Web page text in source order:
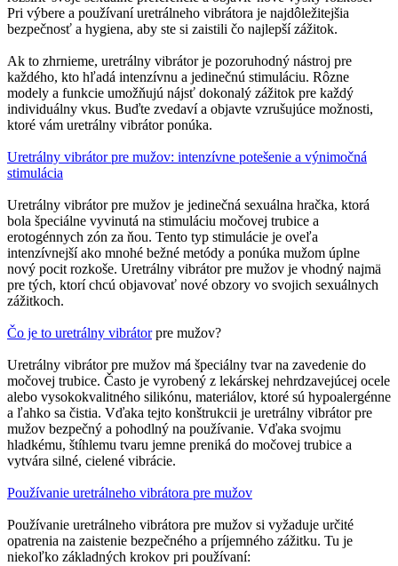
Pri výbere a používaní uretrálneho vibrátora je najdôležitejšia
bezpečnosť a hygiena, aby ste si zaistili čo najlepší zážitok.
Ak to zhrnieme, uretrálny vibrátor je pozoruhodný nástroj pre
každého, kto hľadá intenzívnu a jedinečnú stimuláciu. Rôzne
modely a funkcie umožňujú nájsť dokonalý zážitok pre každý
individuálny vkus. Buďte zvedaví a objavte vzrušujúce možnosti,
ktoré vám uretrálny vibrátor ponúka.
Uretrálny vibrátor pre mužov: intenzívne potešenie a výnimočná
stimulácia
Uretrálny vibrátor pre mužov je jedinečná sexuálna hračka, ktorá
bola špeciálne vyvinutá na stimuláciu močovej trubice a
erotogénnych zón za ňou. Tento typ stimulácie je oveľa
intenzívnejší ako mnohé bežné metódy a ponúka mužom úplne
nový pocit rozkoše. Uretrálny vibrátor pre mužov je vhodný najmä
pre tých, ktorí chcú objavovať nové obzory vo svojich sexuálnych
zážitkoch.
Čo je to uretrálny vibrátorpre mužov?
Uretrálny vibrátor pre mužov má špeciálny tvar na zavedenie do
močovej trubice. Často je vyrobený z lekárskej nehrdzavejúcej ocele
alebo vysokokvalitného silikónu, materiálov, ktoré sú hypoalergénne
a ľahko sa čistia. Vďaka tejto konštrukcii je uretrálny vibrátor pre
mužov bezpečný a pohodlný na používanie. Vďaka svojmu
hladkému, štíhlemu tvaru jemne preniká do močovej trubice a
vytvára silné, cielené vibrácie.
Používanie uretrálneho vibrátora pre mužov
Používanie uretrálneho vibrátora pre mužov si vyžaduje určité
opatrenia na zaistenie bezpečného a príjemného zážitku. Tu je
niekoľko základných krokov pri používaní: